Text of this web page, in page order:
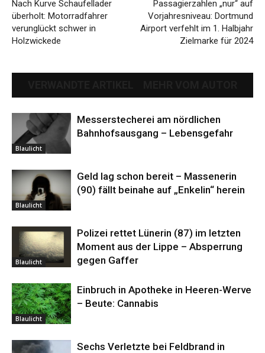
Nach Kurve Schaufellader
überholt: Motorradfahrer
verunglückt schwer in
Holzwickede
Passagierzahlen „nur“ auf
Vorjahresniveau: Dortmund
Airport verfehlt im 1. Halbjahr
Zielmarke für 2024
Blaulicht
Messerstecherei am nördlichen
Bahnhofsausgang – Lebensgefahr
Blaulicht
Geld lag schon bereit – Massenerin
(90) fällt beinahe auf „Enkelin“ herein
Blaulicht
Polizei rettet Lünerin (87) im letzten
Moment aus der Lippe – Absperrung
gegen Gaffer
Blaulicht
Einbruch in Apotheke in Heeren-Werve
– Beute: Cannabis
Sechs Verletzte bei Feldbrand in